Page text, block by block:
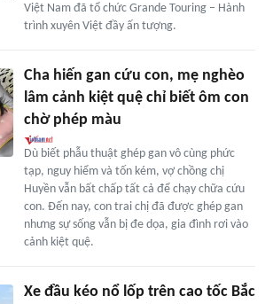
Việt Nam đã tổ chức Grande Touring – Hành
trình xuyên Việt đầy ấn tượng.
Cha hiến gan cứu con, mẹ nghèo
lâm cảnh kiệt quệ chỉ biết ôm con
chờ phép màu
Dù biết phẫu thuật ghép gan vô cùng phức
tạp, nguy hiểm và tốn kém, vợ chồng chị
Huyền vẫn bất chấp tất cả để chạy chữa cứu
con. Đến nay, con trai chị đã được ghép gan
nhưng sự sống vẫn bị đe dọa, gia đình rơi vào
cảnh kiệt quệ.
Xe đầu kéo nổ lốp trên cao tốc Bắc